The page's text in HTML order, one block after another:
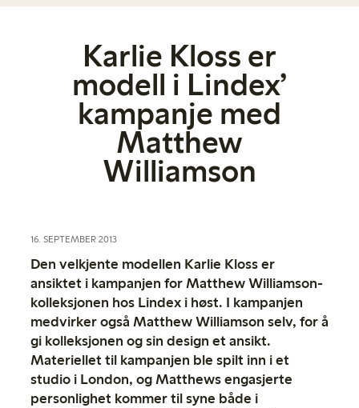
Karlie Kloss er
modell i Lindex’
kampanje med
Matthew
Williamson
16. SEPTEMBER 2013
Den velkjente modellen Karlie Kloss er
ansiktet i kampanjen for Matthew Williamson-
kolleksjonen hos Lindex i høst. I kampanjen
medvirker også Matthew Williamson selv, for å
gi kolleksjonen og sin design et ansikt.
Materiellet til kampanjen ble spilt inn i et
studio i London, og Matthews engasjerte
personlighet kommer til syne både i